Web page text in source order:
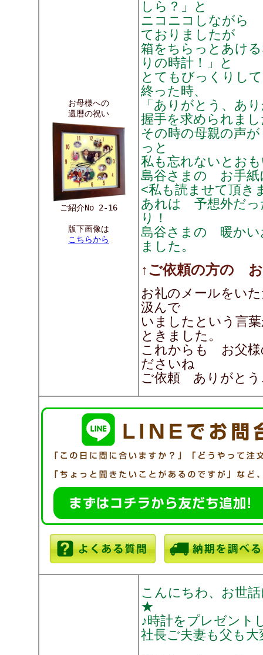
お母様への
還暦の祝い
ご紹介No 2-16
版下画像は
こちらから
しら？」と
ニコニコしながら
ておりましたが
箱をちらっとあけ
りの時計！」と
とてもびっくりし
終った時、
「ありがとう、
握手を求められま
その時の母親の声
っと
私も忘れないとお
島谷さまの お手紙
<私も読ませて頂き
あれは 予想外だ
り！
島谷さまの 暖かい
ました。
↑ご依頼の方の
お礼のメールをい
汲んで
いましたという言
ときました。
これからも お父
ださいね
ご依頼 ありがとう
こんにちわ、お世
★
♪時計をプレゼント
社長ご夫妻も父も